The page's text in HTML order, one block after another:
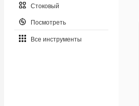
Стоковый
Посмотреть
Все инструменты